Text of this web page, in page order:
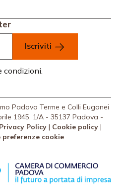
Iscriviti
Padova Terme e Colli Euganei
1945, 1/A - 35137 Padova -
Privacy Policy | Cookie policy |
cookie